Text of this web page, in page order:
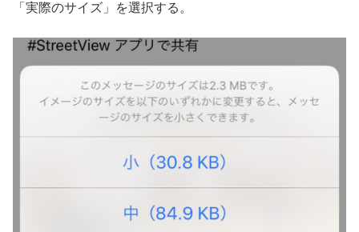
「実際のサイズ」を選択する。